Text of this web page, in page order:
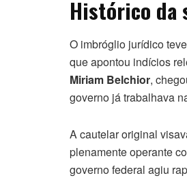
Histórico da
O imbróglio jurídico
que apontou indícios
Miriam Belchior,
governo já trabalhava
A cautelar original
plenamente operante
governo federal agiu